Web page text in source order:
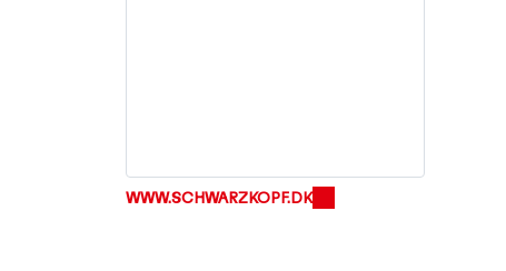
Henkel forvandler vi forandringer til
muligheder og fremmer innovation,
WWW.SCHWARZKOPF.DK